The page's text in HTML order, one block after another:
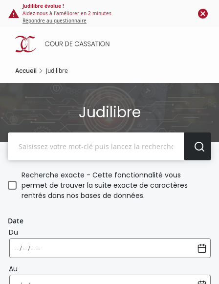
Panneau de gestion des cookies
contenu
principal
Judilibre évolue !
Aidez-nous à l'améliorer en 2 minutes
Répondre au questionnaire
Accueil Judilibre
Judilibre
Recherche exacte - Cette fonctionnalité vous
permet de trouver la suite exacte de caractères
rentrés dans nos bases de données.
Date
Du
Au